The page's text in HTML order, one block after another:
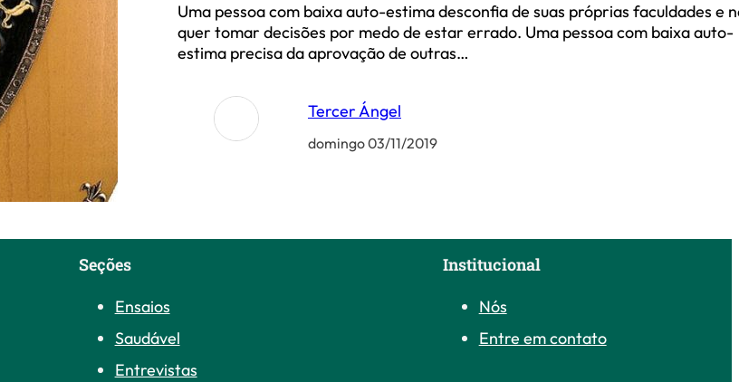
Uma pessoa com baixa auto-estima desconfia de suas próprias faculdades e
quer tomar decisões por medo de estar errado. Uma pessoa com baixa auto-
estima precisa da aprovação de outras…
Tercer Ángel
domingo 03/11/2019
Seções
Ensaios
Saudável
Entrevistas
Institucional
Nós
Entre em contato